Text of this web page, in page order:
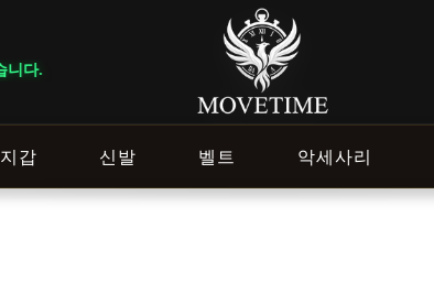
지갑 신발 벨트 악세사리